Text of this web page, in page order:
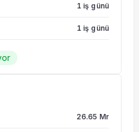
1 iş günü
1 iş günü
26.65 Mr